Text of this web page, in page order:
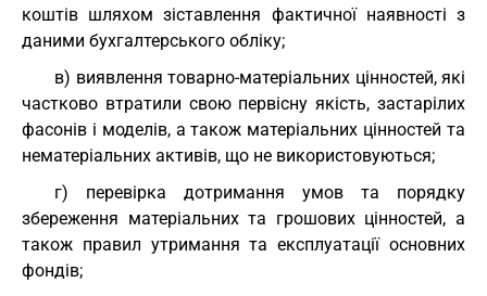
коштів шляхом зіставлення фактичної наявності з
даними бухгалтерського обліку;
в) виявлення товарно-матеріальних цінностей, які
частково втратили свою первісну якість, застарілих
фасонів і моделів, а також матеріальних цінностей та
нематеріальних активів, що не використовуються;
г) перевірка дотримання умов та порядку
збереження матеріальних та грошових цінностей, а
також правил утримання та експлуатації основних
фондів;